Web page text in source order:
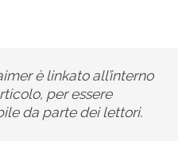
è linkato all’interno
per essere
da parte dei lettori.